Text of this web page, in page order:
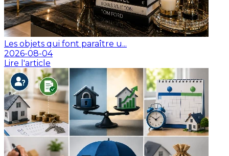
Les objets qui font paraître u...
2026-08-04
Lire l'article